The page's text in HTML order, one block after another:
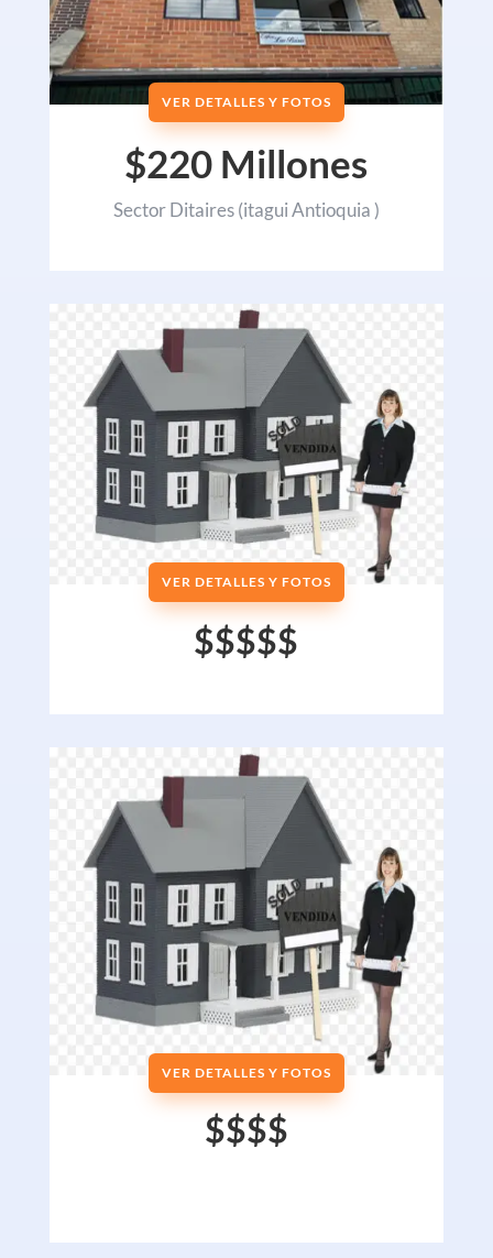
VER DETALLES Y FOTOS
$220 Millones
Sector Ditaires (itagui Antioquia )
VER DETALLES Y FOTOS
$$$$$
VER DETALLES Y FOTOS
$$$$